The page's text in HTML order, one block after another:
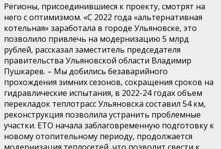
Регионы, присоединившиеся к проекту, смотрят на
него с оптимизмом. «С 2022 года «альтернативная
котельная» заработала в городе Ульяновске, это
позволило привлечь на модернизацию 5 млрд
рублей, рассказал заместитель председателя
правительства Ульяновской области Владимир
Пушкарев. – Мы добились безаварийного
прохождения зимних сезонов, сокращения сроков на
гидравлические испытания, в 2022-24 годах объем
перекладок теплотрасс Ульяновска составил 54 км,
реконструкция позволила устранить проблемные
участки. ЕТО начала заблаговременную подготовку к
новому отопительному периоду, продолжается